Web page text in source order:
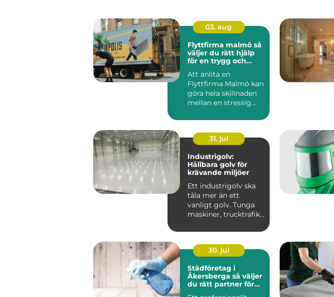
03. aug
Flyttfirma malmö så
väljer du rätt hjälp
för en trygg och
Att anlita en
Flyttfirma Malmö kan
göra hela skillnaden
mellan en stressig
över...
31. jul
Industrigolv:
Hållbara golv för
krävande miljöer
Ett industrigolv ska
tåla mer än ett
vanligt golv. Tunga
maskiner, trucktrafik,
30. jul
Städföretag i
Åkersberga så väljer
du rätt partner för